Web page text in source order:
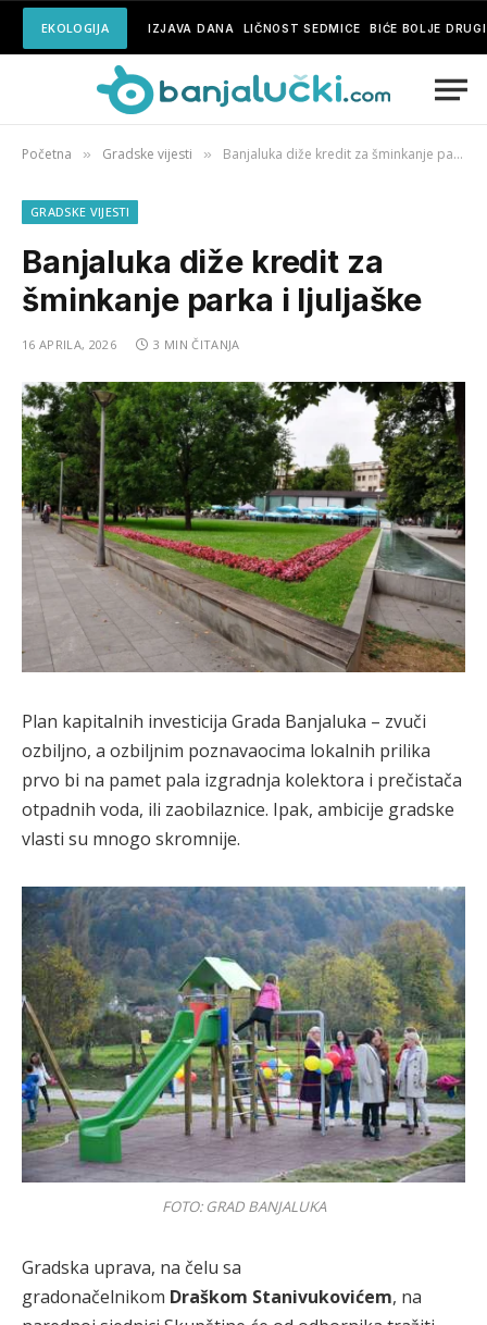
EKOLOGIJA IZJAVA DANA LIČNOST SEDMICE BIĆE BOLJE
Početna » Gradske vijesti » Banjaluka diže kredit za šminkanje parka i ljuljaške
GRADSKE VIJESTI
Banjaluka diže kredit za
šminkanje parka i ljuljaške
16 APRILA, 2026 3 MIN ČITANJA
Plan kapitalnih investicija Grada Banjaluka – zvuči
ozbiljno, a ozbiljnim poznavaocima lokalnih prilika
prvo bi na pamet pala izgradnja kolektora i prečistača
otpadnih voda, ili zaobilaznice. Ipak, ambicije gradske
vlasti su mnogo skromnije.
FOTO: GRAD BANJALUKA
Gradska uprava, na čelu sa
gradonačelnikom Draškom Stanivukovićem, na